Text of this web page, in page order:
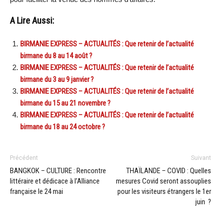
A Lire Aussi:
BIRMANIE EXPRESS – ACTUALITÉS : Que retenir de l’actualité
birmane du 8 au 14 août ?
BIRMANIE EXPRESS – ACTUALITÉS : Que retenir de l’actualité
birmane du 3 au 9 janvier ?
BIRMANIE EXPRESS – ACTUALITÉS : Que retenir de l’actualité
birmane du 15 au 21 novembre ?
BIRMANIE EXPRESS – ACTUALITÉS : Que retenir de l’actualité
birmane du 18 au 24 octobre ?
Précédent
BANGKOK – CULTURE : Rencontre
littéraire et dédicace à l’Alliance
française le 24 mai
Suivant
THAÏLANDE – COVID : Quelles
mesures Covid seront assouplies
pour les visiteurs étrangers le 1er
juin ?